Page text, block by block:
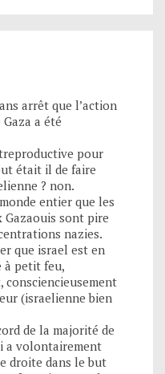
arrêt que l’action
a été
pour
était il de faire
? non.
entier que les
Gazaouis sont pire
nazies.
que israel est en
à petit feu,
consciencieusement
(israelienne bien
de la majorité de
a volontairement
droite dans le but